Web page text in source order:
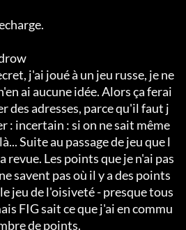
j'ai joué à un jeu russe, je ne
ai aucune idée. Alors ça ferai
des adresses, parce qu'il faut j
: incertain : si on ne sait même
Suite au passage de jeu que l
revue. Les points que je n'ai pas
savent pas où il y a des points
jeu de l'oisiveté - presque tous
FIG sait ce que j'ai en commu
de points.